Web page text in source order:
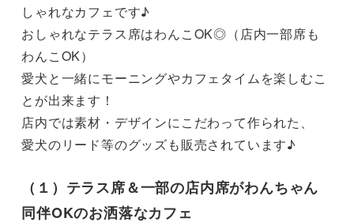
しゃれなカフェです♪
おしゃれなテラス席はわんこOK◎（店内一部席も
わんこOK）
愛犬と一緒にモーニングやカフェタイムを楽しむこ
とが出来ます！
店内では素材・デザインにこだわって作られた、
愛犬のリード等のグッズも販売されています♪
（１）テラス席＆一部の店内席がわんちゃん
同伴OKのお洒落なカフェ